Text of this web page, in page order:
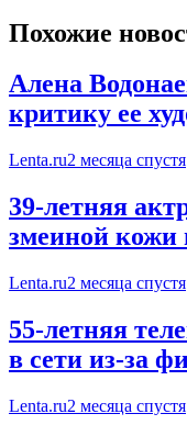
Похожие
Алена
критику ее
Lenta.ru2 месяца спустя
39-летняя
змеиной кожи
Lenta.ru2 месяца спустя
55-летняя
в сети из-за
Lenta.ru2 месяца спустя